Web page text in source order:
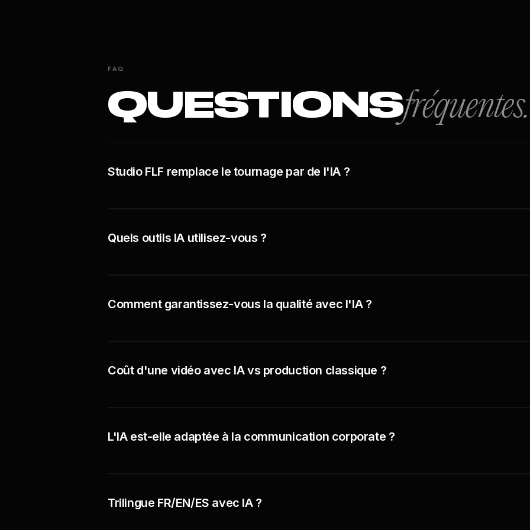
FAQ
QUESTIONSfréquentes.
Studio FLF remplace le tournage par de l'IA ?
Quels outils IA utilisez-vous ?
Comment garantissez-vous la qualité avec l'IA ?
Coût d'une vidéo avec IA vs production classique ?
L'IA est-elle adaptée à la communication corporate ?
Trilingue FR/EN/ES avec IA ?